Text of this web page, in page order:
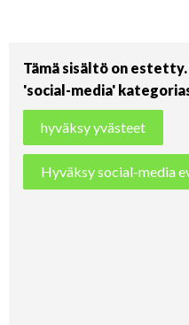
Tämä sisältö on
'social-media'
hyväksy yvästeet
Hyväksy social-media